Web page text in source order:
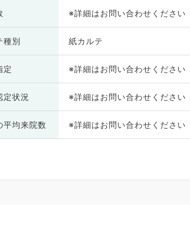
※詳細はお問い合わせください
種別 紙カルテ
定 ※詳細はお問い合わせください
定状況 ※詳細はお問い合わせください
平均来院数 ※詳細はお問い合わせください